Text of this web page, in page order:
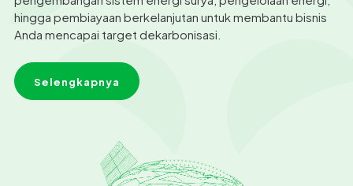
hingga pembiayaan berkelanjutan untuk membantu bisnis
Anda mencapai target dekarbonisasi.
Selengkapnya